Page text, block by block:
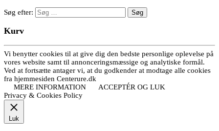
Søg efter:
Kurv
Vi benytter cookies til at give dig den bedste personlige oplevelse på
vores website samt til annonceringsmæssige og analytiske formål.
Ved at fortsætte antager vi, at du godkender at modtage alle cookies
fra hjemmesiden Centerure.dk
MERE INFORMATION
ACCEPTÉR OG LUK
Privacy & Cookies Policy
Luk